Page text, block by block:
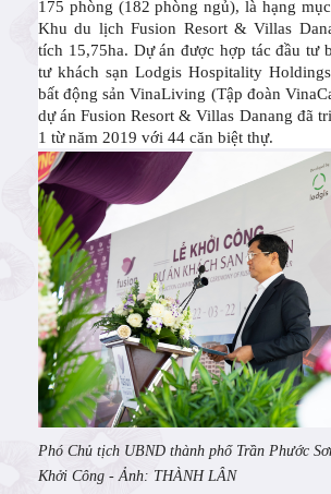
175 phòng (182 phòng ngủ), là hạng
Khu du lịch Fusion Resort & Villas
tích 15,75ha. Dự án được hợp tác đầu tư
tư khách sạn Lodgis Hospitality
bất động sản VinaLiving (Tập đoàn
dự án Fusion Resort & Villas Danang đã
1 từ năm 2019 với 44 căn biệt thự.
Phó Chủ tịch UBND thành phố Trần Phước
Khởi Công - Ảnh: THÀNH LÂN